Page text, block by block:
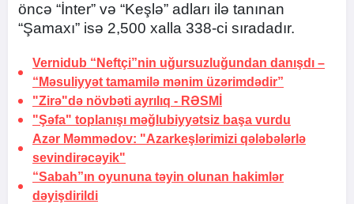
öncə “İnter” və “Keşlə” adları ilə tanınan
“Şamaxı” isə 2,500 xalla 338-ci sıradadır.
Vernidub “Neftçi”nin uğursuzluğundan danışdı –
“Məsuliyyət tamamilə mənim üzərimdədir”
"Zirə"də növbəti ayrılıq - RƏSMİ
"Şəfa" toplanışı məğlubiyyətsiz başa vurdu
Azər Məmmədov: "Azarkeşlərimizi qələbələrlə
sevindirəcəyik"
“Sabah”ın oyununa təyin olunan hakimlər
dəyişdirildi